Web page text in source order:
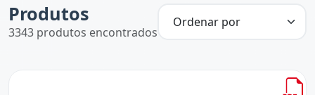
Produtos
3343 produtos encontrados